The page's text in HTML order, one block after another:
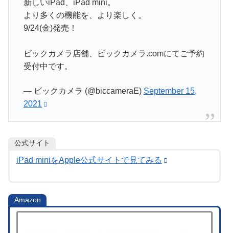
新しいiPad、iPad mini。
より多くの機能を、より楽しく。
9/24(金)発売！
ビックカメラ店舗、ビックカメラ.comにてご予約
受付中です。
— ビックカメラ (@biccameraE) September 15,
2021
公式サイト
iPad miniをApple公式サイトで見てみる
Amazon